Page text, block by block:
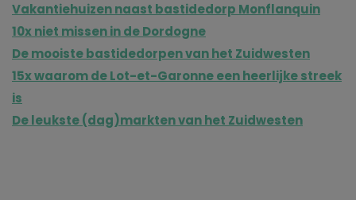
Vakantiehuizen naast bastidedorp Monflanquin
10x niet missen in de Dordogne
De mooiste bastidedorpen van het Zuidwesten
15x waarom de Lot-et-Garonne een heerlijke streek
is
De leukste (dag)markten van het Zuidwesten